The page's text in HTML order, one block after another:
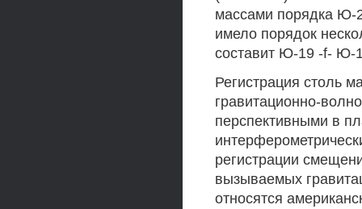
массами порядка Ю-
имело порядок
составит Ю-19 -f- Ю-
Регистрация столь
гравитационно-
перспективными в
регистрации
вызываемых
относятся